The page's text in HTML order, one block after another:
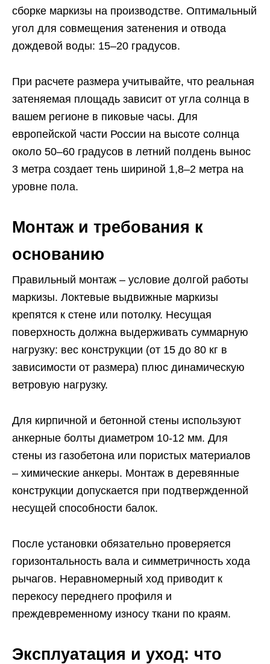
сборке маркизы на производстве. Оптимальный
угол для совмещения затенения и отвода
дождевой воды: 15–20 градусов.
При расчете размера учитывайте, что реальная
затеняемая площадь зависит от угла солнца в
вашем регионе в пиковые часы. Для
европейской части России на высоте солнца
около 50–60 градусов в летний полдень вынос
3 метра создает тень шириной 1,8–2 метра на
уровне пола.
Монтаж и требования к
основанию
Правильный монтаж – условие долгой работы
маркизы. Локтевые выдвижные маркизы
крепятся к стене или потолку. Несущая
поверхность должна выдерживать суммарную
нагрузку: вес конструкции (от 15 до 80 кг в
зависимости от размера) плюс динамическую
ветровую нагрузку.
Для кирпичной и бетонной стены используют
анкерные болты диаметром 10-12 мм. Для
стены из газобетона или пористых материалов
– химические анкеры. Монтаж в деревянные
конструкции допускается при подтвержденной
несущей способности балок.
После установки обязательно проверяется
горизонтальность вала и симметричность хода
рычагов. Неравномерный ход приводит к
перекосу переднего профиля и
преждевременному износу ткани по краям.
Эксплуатация и уход: что